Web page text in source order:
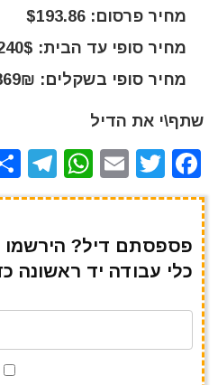
מחיר פרסום: $193.86
מחיר סופי עד הבית: 240$
מחיר סופי בשקלים: 869₪
שתף\י את הדיל
F
a
e
b
o
T
w
te
r
E
m
l
W
h
s
A
p
T
el
gr
a
m
פספסתם דיל?
כלי עבודה יד ראשונה